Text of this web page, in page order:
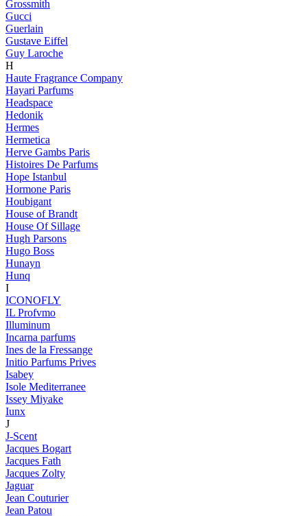
Grossmith
Gucci
Guerlain
Gustave Eiffel
Guy Laroche
H
Haute Fragrance Company
Hayari Parfums
Headspace
Hedonik
Hermes
Hermetica
Herve Gambs Paris
Histoires De Parfums
Hope Istanbul
Hormone Paris
Houbigant
House of Brandt
House Of Sillage
Hugh Parsons
Hugo Boss
Hunayn
Hunq
I
ICONOFLY
IL Profvmo
Illuminum
Incarna parfums
Ines de la Fressange
Initio Parfums Prives
Isabey
Isole Mediterranee
Issey Miyake
Iunx
J
J-Scent
Jacques Bogart
Jacques Fath
Jacques Zolty
Jaguar
Jean Couturier
Jean Patou